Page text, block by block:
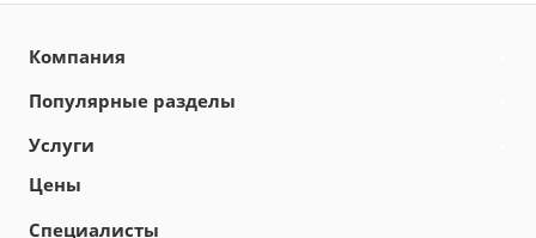
Компания
Популярные разделы
Услуги
Цены
Специалисты